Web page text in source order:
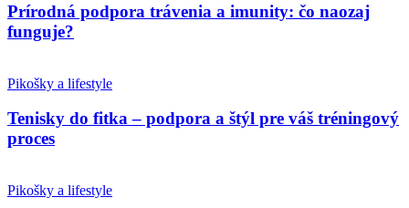
Prírodná podpora trávenia a imunity: čo naozaj
funguje?
Pikošky a lifestyle
Tenisky do fitka – podpora a štýl pre váš tréningový
proces
Pikošky a lifestyle